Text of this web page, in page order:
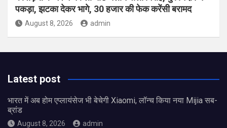
पकड़ा, झटका देकर भागे, 30 हजार की फेक करेंसी बरामद
August 8, 2026 admin
Latest post
भारत में अब होम एप्लायंसेज भी बेचेगी Xiaomi, लॉन्च किया नया Mijia सब-
ब्रांड
August 8, 2026 admin